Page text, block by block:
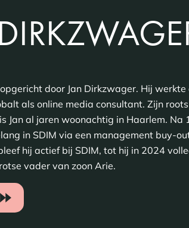
door Jan Dirkzwager. Hij
als online media consultant. Zijn
Jan al jaren woonachtig in Haarlem. Na
in SDIM via een management buy-
hij actief bij SDIM, tot hij in 2024
vader van zoon Arie.